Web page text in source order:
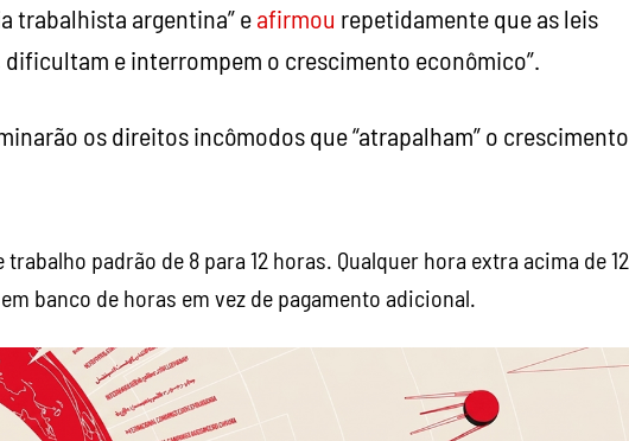
trabalhista argentina” eafirmou repetidamente que as leis
e interrompem o crescimento econômico”.
os direitos incômodos que “atrapalham” o crescimento
padrão de 8 para 12 horas. Qualquer hora extra acima de 12
banco de horas em vez de pagamento adicional.